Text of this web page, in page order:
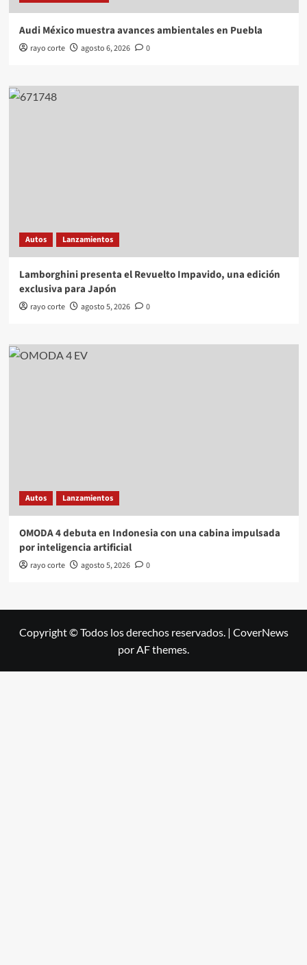
Audi México muestra avances ambientales en Puebla
rayo corte agosto 6, 2026 0
Autos Lanzamientos
Lamborghini presenta el Revuelto Impavido, una edición
exclusiva para Japón
rayo corte agosto 5, 2026 0
Autos Lanzamientos
OMODA 4 debuta en Indonesia con una cabina impulsada
por inteligencia artificial
rayo corte agosto 5, 2026 0
Copyright © Todos los derechos reservados. | CoverNews
por AF themes.